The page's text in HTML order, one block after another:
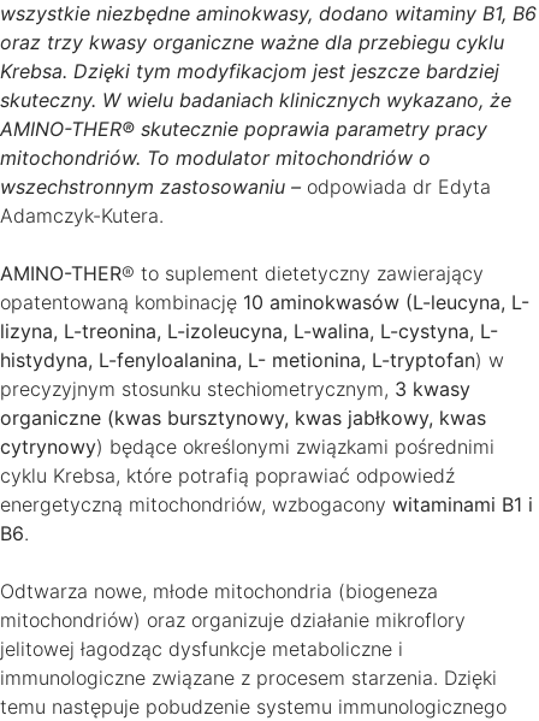
wszystkie niezbędne aminokwasy, dodano witaminy B1, B6
oraz trzy kwasy organiczne ważne dla przebiegu cyklu
Krebsa. Dzięki tym modyfikacjom jest jeszcze bardziej
skuteczny. W wielu badaniach klinicznych wykazano, że
AMINO-THER® skutecznie poprawia parametry pracy
mitochondriów. To modulator mitochondriów o
wszechstronnym zastosowaniu – odpowiada dr Edyta
Adamczyk-Kutera.
AMINO-THER® to suplement dietetyczny zawierający
opatentowaną kombinację 10 aminokwasów (L-leucyna, L-
lizyna, L-treonina, L-izoleucyna, L-walina, L-cystyna, L-
histydyna, L-fenyloalanina, L- metionina, L-tryptofan) w
precyzyjnym stosunku stechiometrycznym, 3 kwasy
organiczne (kwas bursztynowy, kwas jabłkowy, kwas
cytrynowy) będące określonymi związkami pośrednimi
cyklu Krebsa, które potrafią poprawiać odpowiedź
energetyczną mitochondriów, wzbogacony witaminami B1 i
B6.
Odtwarza nowe, młode mitochondria (biogeneza
mitochondriów) oraz organizuje działanie mikroflory
jelitowej łagodząc dysfunkcje metaboliczne i
immunologiczne związane z procesem starzenia. Dzięki
temu następuje pobudzenie systemu immunologicznego